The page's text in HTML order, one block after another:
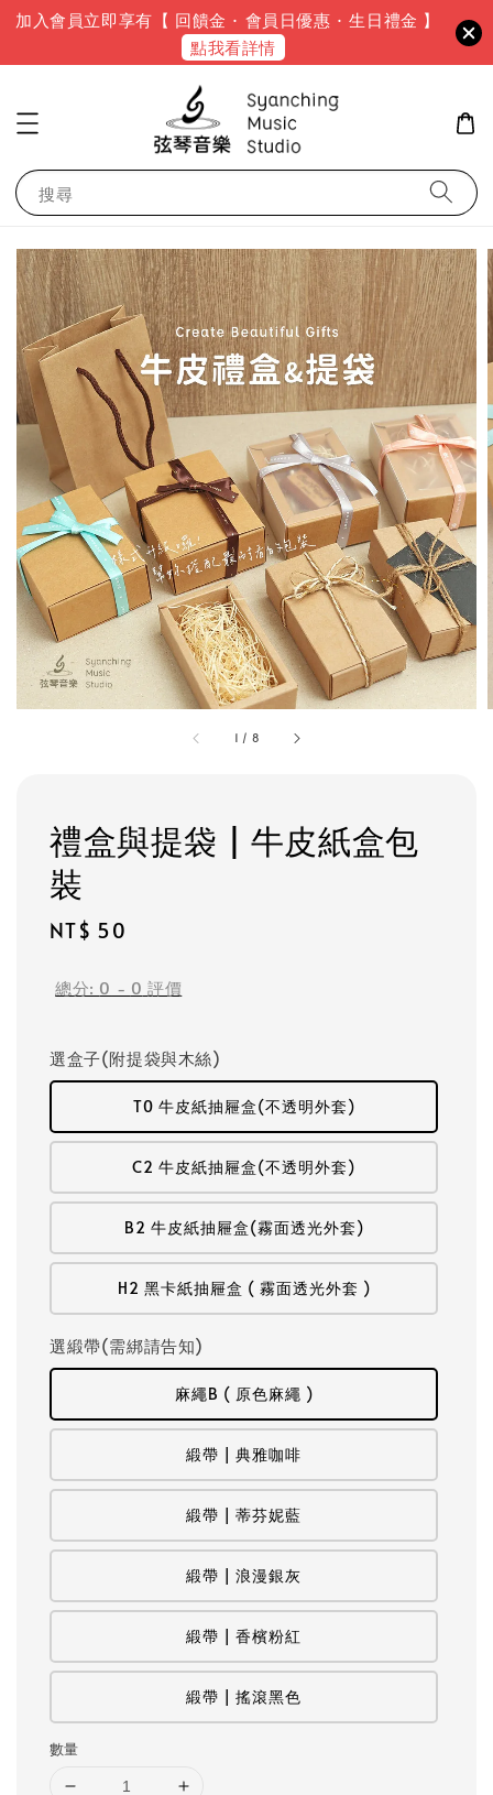
加入會員立即享有【 回饋金 · 會員日優惠 · 生日禮金 】
點我看詳情
搜尋
1 / 8
禮盒與提袋 | 牛皮紙盒包
裝
Regular
NT$ 50
總分: 0 - 0 評價
選盒子(附提袋與木絲)
T0 牛皮紙抽屜盒(不透明外套)
C2 牛皮紙抽屜盒(不透明外套)
B2 牛皮紙抽屜盒(霧面透光外套)
H2 黑卡紙抽屜盒 ( 霧面透光外套 )
選緞帶(需綁請告知)
麻繩B ( 原色麻繩 )
緞帶 | 典雅咖啡
緞帶 | 蒂芬妮藍
緞帶 | 浪漫銀灰
緞帶 | 香檳粉紅
緞帶 | 搖滾黑色
數量